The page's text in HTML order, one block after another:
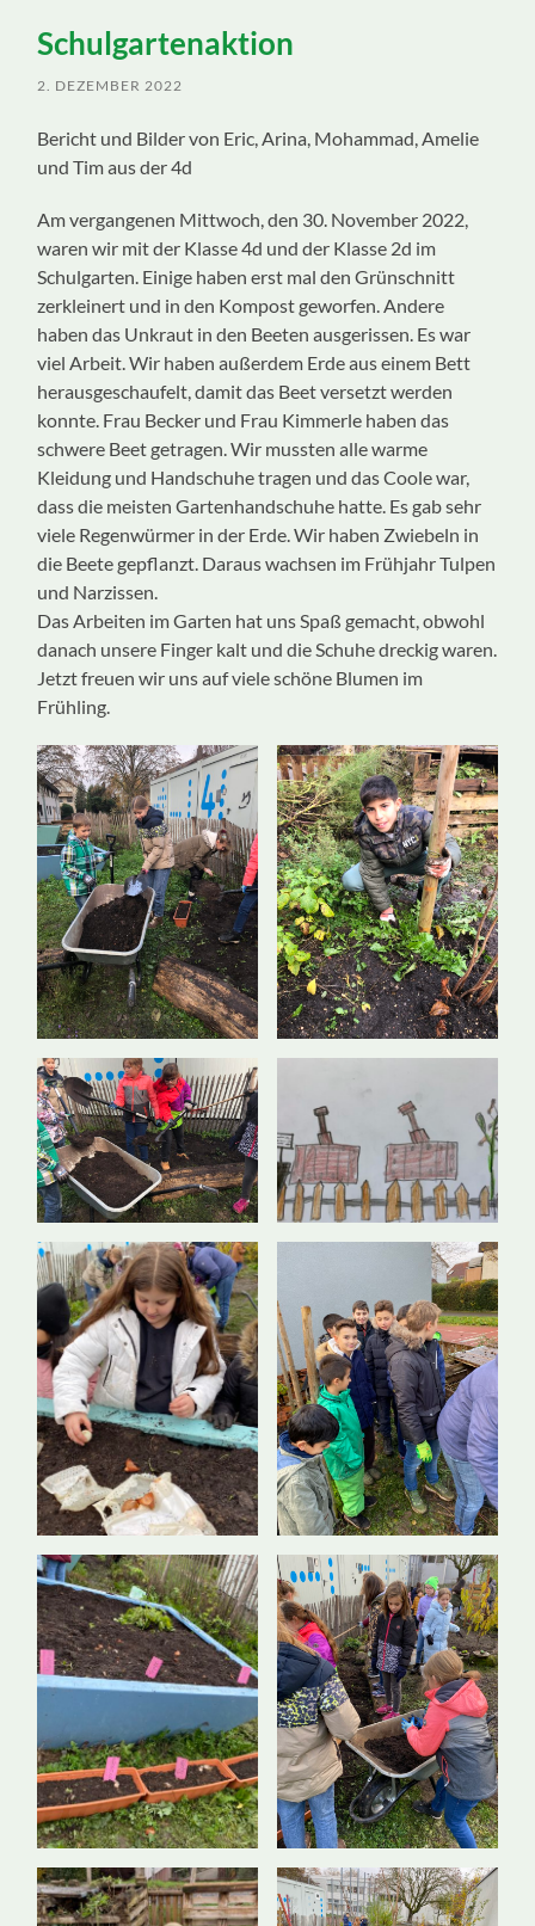
Schulgartenaktion
2. DEZEMBER 2022
Bericht und Bilder von Eric, Arina, Mohammad, Amelie
und Tim aus der 4d
Am vergangenen Mittwoch, den 30. November 2022,
waren wir mit der Klasse 4d und der Klasse 2d im
Schulgarten. Einige haben erst mal den Grünschnitt
zerkleinert und in den Kompost geworfen. Andere
haben das Unkraut in den Beeten ausgerissen. Es war
viel Arbeit. Wir haben außerdem Erde aus einem Bett
herausgeschaufelt, damit das Beet versetzt werden
konnte. Frau Becker und Frau Kimmerle haben das
schwere Beet getragen. Wir mussten alle warme
Kleidung und Handschuhe tragen und das Coole war,
dass die meisten Gartenhandschuhe hatte. Es gab sehr
viele Regenwürmer in der Erde. Wir haben Zwiebeln in
die Beete gepflanzt. Daraus wachsen im Frühjahr Tulpen
und Narzissen.
Das Arbeiten im Garten hat uns Spaß gemacht, obwohl
danach unsere Finger kalt und die Schuhe dreckig waren.
Jetzt freuen wir uns auf viele schöne Blumen im
Frühling.